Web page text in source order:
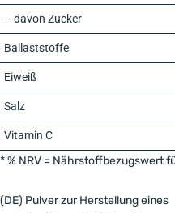
– davon Zucker
Ballaststoffe
Eiweiß
Salz
Vitamin C
* % NRV = Nährstoffbezugswert
(DE) Pulver zur Herstellung eines